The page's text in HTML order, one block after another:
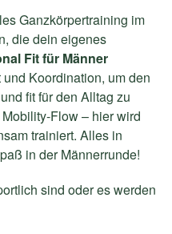
Ganzkörpertraining im
die dein eigenes
Fit für Männer
Koordination, um den
fit für den Alltag zu
Flow – hier wird
trainiert. Alles in
in der Männerrunde!
sind oder es werden